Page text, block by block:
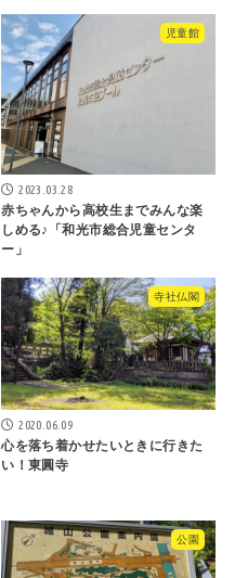
児童館
2023.03.28
赤ちゃんから高校生までみんな楽
しめる♪「和光市総合児童センタ
ー」
寺社仏閣
2020.06.09
心を落ち着かせたいときに行きた
い！東圓寺
公園